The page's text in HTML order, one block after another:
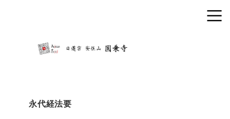
永代経法要